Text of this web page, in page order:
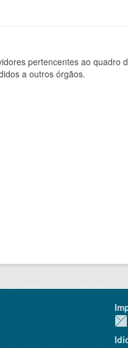
pertencentes ao quadro
a outros órgãos.